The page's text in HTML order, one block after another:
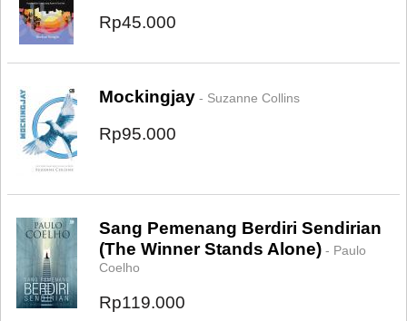
Rp45.000
Mockingjay - Suzanne Collins
Rp95.000
Sang Pemenang Berdiri Sendirian
(The Winner Stands Alone) - Paulo
Coelho
Rp119.000